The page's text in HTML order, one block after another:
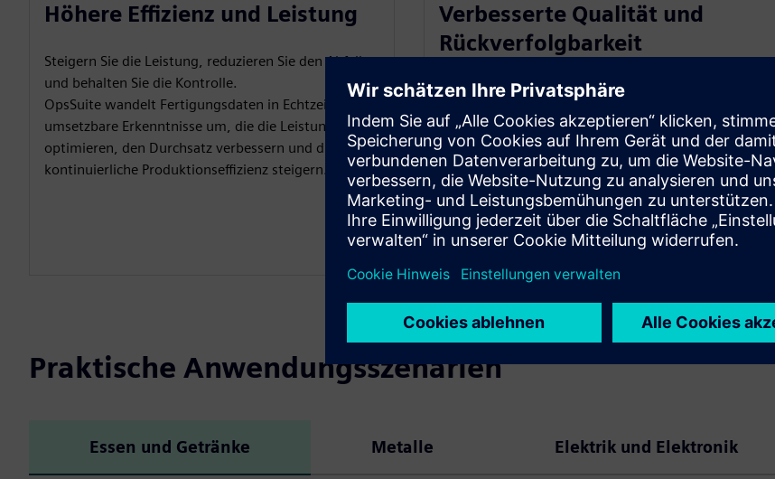
Höhere Effizienz und Leistung
Steigern Sie die Leistung, reduzieren Sie den Abfall
und behalten Sie die Kontrolle.
OpsSuite wandelt Fertigungsdaten in Echtzeit in
umsetzbare Erkenntnisse um, die die Leistung
optimieren, den Durchsatz verbessern und die
kontinuierliche Produktionseffizienz steigern.
Verbesserte Qualität und
Rückverfolgbarkeit
Verbessern Sie die Qualität, reduzieren Sie Fehler
und sorgen Sie für Konsistenz.
OpsSuite bietet Transparenz und Kontrolle in
Echtzeit, um Probleme frühzeitig zu erkennen,
Standards durchzusetzen und die kontinuierliche
Qualitätsverbesserung in Ihrem gesamten Betrieb
voranzutreiben.
Praktische Anwendungsszenarien
Essen und Getränke Metalle Elektrik und Elektronik